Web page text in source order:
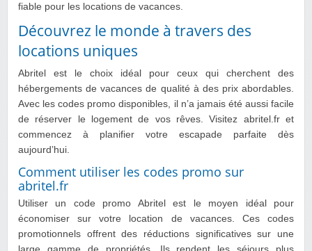
fiable pour les locations de vacances.
Découvrez le monde à travers des
locations uniques
Abritel est le choix idéal pour ceux qui cherchent des
hébergements de vacances de qualité à des prix abordables.
Avec les codes promo disponibles, il n’a jamais été aussi facile
de réserver le logement de vos rêves. Visitez abritel.fr et
commencez à planifier votre escapade parfaite dès
aujourd’hui.
Comment utiliser les codes promo sur
abritel.fr
Utiliser un code promo Abritel est le moyen idéal pour
économiser sur votre location de vacances. Ces codes
promotionnels offrent des réductions significatives sur une